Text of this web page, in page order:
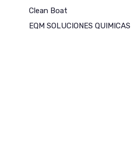
Clean Boat
EQM SOLUCIONES QUIMICAS